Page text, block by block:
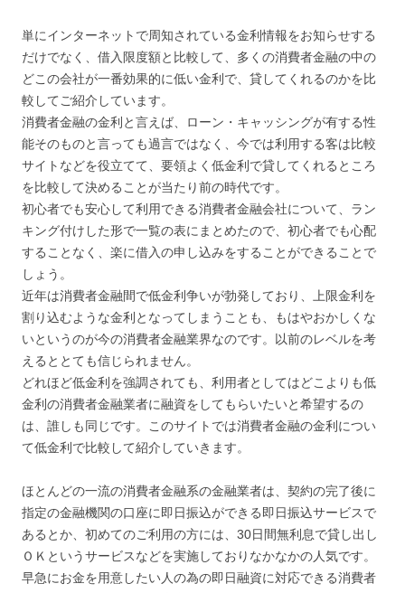
単にインターネットで周知されている金利情報をお知らせする
だけでなく、借入限度額と比較して、多くの消費者金融の中の
どこの会社が一番効果的に低い金利で、貸してくれるのかを比
較してご紹介しています。
消費者金融の金利と言えば、ローン・キャッシングが有する性
能そのものと言っても過言ではなく、今では利用する客は比較
サイトなどを役立てて、要領よく低金利で貸してくれるところ
を比較して決めることが当たり前の時代です。
初心者でも安心して利用できる消費者金融会社について、ラン
キング付けした形で一覧の表にまとめたので、初心者でも心配
することなく、楽に借入の申し込みをすることができることで
しょう。
近年は消費者金融間で低金利争いが勃発しており、上限金利を
割り込むような金利となってしまうことも、もはやおかしくな
いというのが今の消費者金融業界なのです。以前のレベルを考
えるととても信じられません。
どれほど低金利を強調されても、利用者としてはどこよりも低
金利の消費者金融業者に融資をしてもらいたいと希望するの
は、誰しも同じです。このサイトでは消費者金融の金利につい
て低金利で比較して紹介していきます。
ほとんどの一流の消費者金融系の金融業者は、契約の完了後に
指定の金融機関の口座に即日振込ができる即日振込サービスで
あるとか、初めてのご利用の方には、30日間無利息で貸し出し
ＯＫというサービスなどを実施しておりなかなかの人気です。
早急にお金を用意したい人の為の即日融資に対応できる消費者